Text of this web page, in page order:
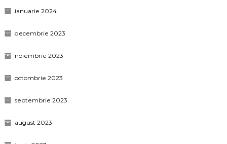
ianuarie 2024
decembrie 2023
noiembrie 2023
octombrie 2023
septembrie 2023
august 2023